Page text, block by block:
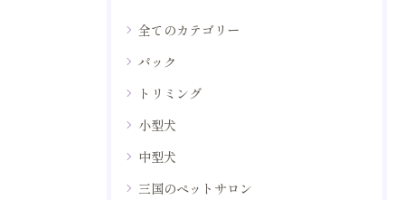
全てのカテゴリー
パック
トリミング
小型犬
中型犬
三国のペットサロン